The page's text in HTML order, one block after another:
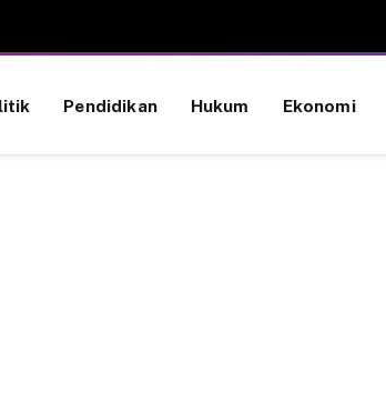
Pendidikan Hukum Ekonomi